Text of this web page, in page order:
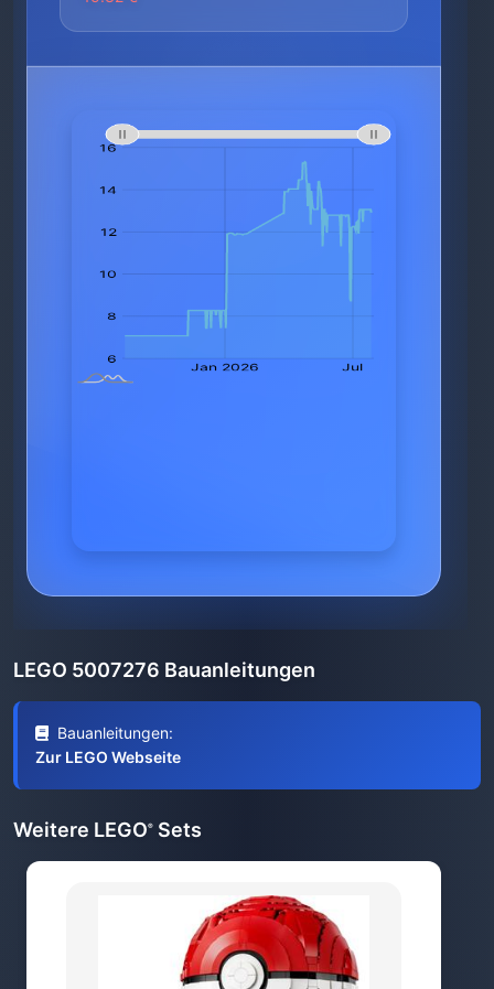
LEGO 5007276 Bauanleitungen
Bauanleitungen:
Zur LEGO Webseite
Weitere LEGO® Sets